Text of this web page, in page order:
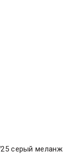
серый меланж